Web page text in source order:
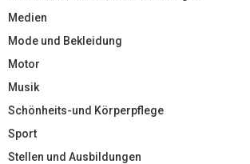
Medien
Mode und Bekleidung
Motor
Musik
Schönheits-und Körperpflege
Sport
Stellen und Ausbildungen